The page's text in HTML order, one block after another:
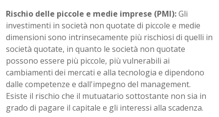
Rischio delle piccole e medie imprese (PMI):Gli
investimenti in società non quotate di piccole e medie
dimensioni sono intrinsecamente più rischiosi di quelli in
società quotate, in quanto le società non quotate
possono essere più piccole, più vulnerabili ai
cambiamenti dei mercati e alla tecnologia e dipendono
dalle competenze e dall'impegno del management.
Esiste il rischio che il mutuatario sottostante non sia in
grado di pagare il capitale e gli interessi alla scadenza.